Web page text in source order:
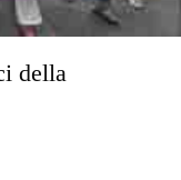
della